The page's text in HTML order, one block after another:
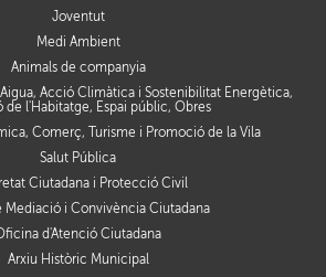
Joventut
Medi Ambient
Animals de companyia
Acció Climàtica i Sostenibilitat Energètica,
de l'Habitatge, Espai públic, Obres
Comerç, Turisme i Promoció de la Vila
Salut Pública
Ciutadana i Protecció Civil
Mediació i Convivència Ciutadana
d'Atenció Ciutadana
Arxiu Històric Municipal